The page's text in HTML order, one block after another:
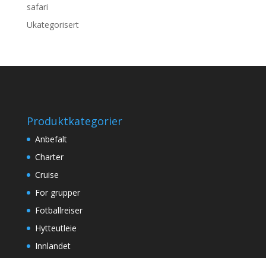
safari
Ukategorisert
Produktkategorier
Anbefalt
Charter
Cruise
For grupper
Fotballreiser
Hytteutleie
Innlandet